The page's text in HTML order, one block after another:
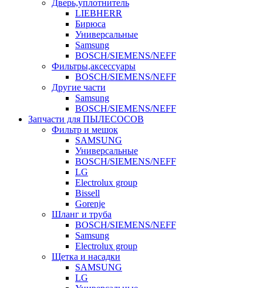
Дверь,уплотнитель
LIEBHERR
Бирюса
Универсальные
Samsung
BOSCH/SIEMENS/NEFF
Фильтры,аксессуары
BOSCH/SIEMENS/NEFF
Другие части
Samsung
BOSCH/SIEMENS/NEFF
Запчасти для ПЫЛЕСОСОВ
Фильтр и мешок
SAMSUNG
Универсальные
BOSCH/SIEMENS/NEFF
LG
Electrolux group
Bissell
Gorenje
Шланг и труба
BOSCH/SIEMENS/NEFF
Samsung
Electrolux group
Щетка и насадки
SAMSUNG
LG